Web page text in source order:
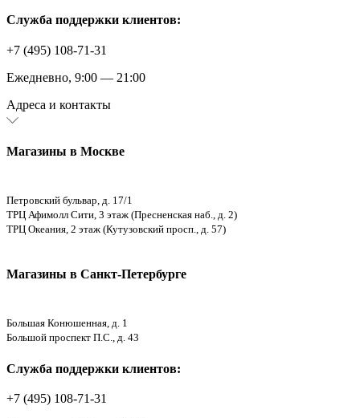
Служба поддержки клиентов:
+7 (495) 108-71-31
Ежедневно, 9:00 — 21:00
Адреса и контакты
Магазины в Москве
Петровский бульвар, д. 17/1
ТРЦ Афимолл Сити, 3 этаж (Пресненская наб., д. 2)
ТРЦ Океания, 2 этаж (Кутузовский просп., д. 57)
Магазины в Санкт-Петербурге
Большая Конюшенная, д. 1
Большой проспект П.С., д. 43
Служба поддержки клиентов:
+7 (495) 108-71-31